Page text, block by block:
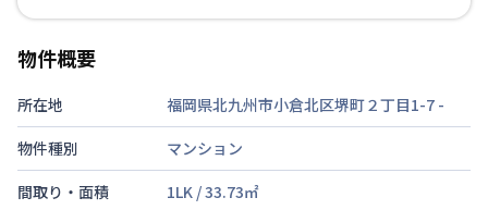
物件概要
所在地 福岡県北九州市小倉北区堺町２丁目1-7 -
物件種別
マンション
間取り・面積
1LK /33.73㎡